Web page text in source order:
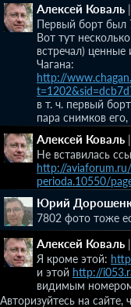
Алексей Коваль |
Первый борт был
Вот тут
встречал) ценные
Чагана:
http://
в т. ч. первый
пара снимков
Алексей Коваль |
Не вставилась
http://
perioda.10550/
Юрий
7802 фото тоже
Алексей Коваль |
Я кроме этой:
и этой http://
видимым
Авторизуйтесь на